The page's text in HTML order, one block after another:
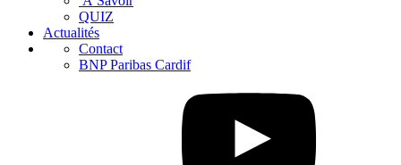
QUIZ
Actualités
Contact
BNP Paribas Cardif